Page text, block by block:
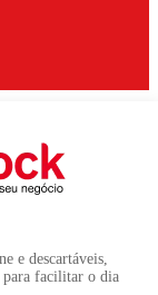
e descartáveis,
para facilitar o dia